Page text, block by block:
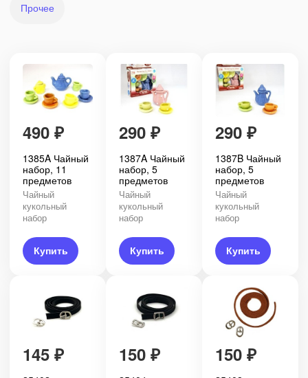
Прочее
490 ₽
1385A Чайный
набор, 11
предметов
Чайный
кукольный
набор
Купить
290 ₽
1387A Чайный
набор, 5
предметов
Чайный
кукольный
набор
Купить
290 ₽
1387B Чайный
набор, 5
предметов
Чайный
кукольный
набор
Купить
145 ₽ 150 ₽ 150 ₽